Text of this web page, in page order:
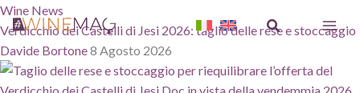
Vai
al
contenuto
Cerca
Wine News
Verdicchio dei Castelli di Jesi 2026: taglio delle rese e stoccaggio
Davide Bortone8 Agosto 2026